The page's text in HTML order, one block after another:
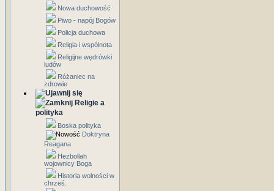
Nowa duchowość
Piwo - napój Bogów
Policja duchowa
Religia i wspólnota
Religijne wędrówki
ludów
Różaniec na
zdrowie
Religie a
polityka
Boska polityka
Doktryna
Reagana
Hezbollah
wojownicy Boga
Historia wolności w
chrześ.